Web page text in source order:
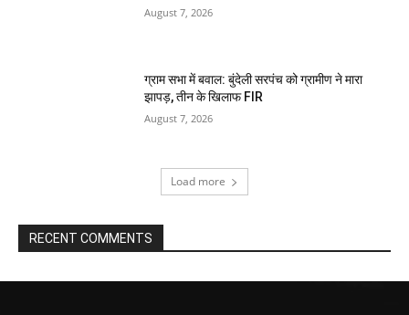
August 7, 2026
ग्राम सभा में बवाल: बुंदेली सरपंच को ग्रामीण ने मारा
झापड़, तीन के खिलाफ FIR
August 7, 2026
Load more
RECENT COMMENTS